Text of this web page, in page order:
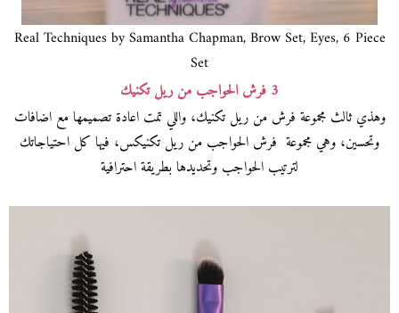
Real Techniques by Samantha Chapman, Brow Set, Eyes, 6 Piece
Set
3 فرش الحواجب من ريل تكنيك
وهذي ثالث مجموعة فرش من ريل تكنيك، واللي تمت اعادة تصميمها مع اضافات
وتحسين، وهي مجموعة فرش الحواجب من ريل تكنيكس، فيها كل احتياجاتك
لترتيب الحواجب وتحديدها بطريقة احترافية